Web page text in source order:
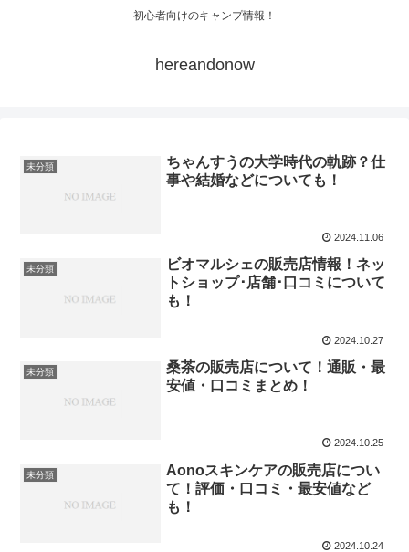
初心者向けのキャンプ情報！
hereandonow
未分類
ちゃんすうの大学時代の軌跡？仕
事や結婚などについても！
2024.11.06
未分類
ビオマルシェの販売店情報！ネッ
トショップ･店舗･口コミについて
も！
2024.10.27
未分類
桑茶の販売店について！通販・最
安値・口コミまとめ！
2024.10.25
未分類
Aonoスキンケアの販売店につい
て！評価・口コミ・最安値など
も！
2024.10.24